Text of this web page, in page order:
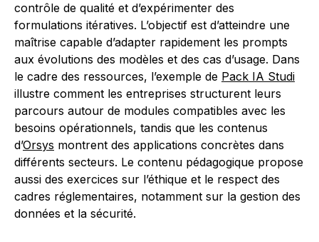
contrôle de qualité et d’expérimenter des
formulations itératives. L’objectif est d’atteindre une
maîtrise capable d’adapter rapidement les prompts
aux évolutions des modèles et des cas d’usage. Dans
le cadre des ressources, l’exemple de Pack IA Studi
illustre comment les entreprises structurent leurs
parcours autour de modules compatibles avec les
besoins opérationnels, tandis que les contenus
d’Orsys montrent des applications concrètes dans
différents secteurs. Le contenu pédagogique propose
aussi des exercices sur l’éthique et le respect des
cadres réglementaires, notamment sur la gestion des
données et la sécurité.